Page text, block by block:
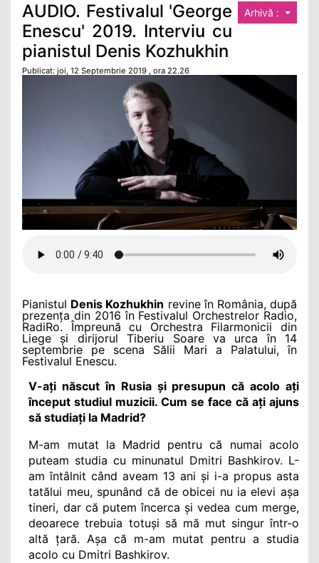
Arhivă :
AUDIO. Festivalul 'George
Enescu' 2019. Interviu cu
pianistul Denis Kozhukhin
Publicat: joi, 12 Septembrie 2019 , ora 22.26
Pianistul Denis Kozhukhin revine în România, după
prezența din 2016 în Festivalul Orchestrelor Radio,
RadiRo. Împreună cu Orchestra Filarmonicii din
Liege și dirijorul Tiberiu Soare va urca în 14
septembrie pe scena Sălii Mari a Palatului, în
Festivalul Enescu.
V-ați născut în Rusia și presupun că acolo ați
început studiul muzicii. Cum se face că ați ajuns
să studiați la Madrid?
M-am mutat la Madrid pentru că numai acolo
puteam studia cu minunatul Dmitri Bashkirov. L-
am întâlnit când aveam 13 ani și i-a propus asta
tatălui meu, spunând că de obicei nu ia elevi așa
tineri, dar că putem încerca și vedea cum merge,
deoarece trebuia totuși să mă mut singur într-o
altă țară. Așa că m-am mutat pentru a studia
acolo cu Dmitri Bashkirov.